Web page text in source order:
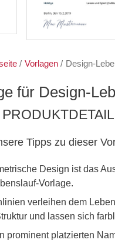
/ Vorlagen / Design-
für Design-
Tipps zu dieser
Design ist das
Vorlage.
verleihen dem
und lassen sich
prominent platzierten